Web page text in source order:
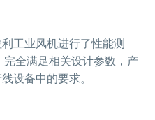
工业风机进行了性能测
全满足相关设计参数，产
设备中的要求。